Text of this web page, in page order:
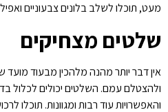
מעט, תוכלו לשלב בלונים צבעוניים
שלטים מצחיקים
אין דבר יותר מהנה מלהכין מבעוד מועד
ולהצטלם עמם. השלטים יכולים לכלול
והאפשרויות עוד רבות ומגוונות. תוכלו